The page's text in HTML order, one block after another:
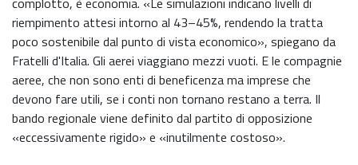
riempimento attesi intorno al 43–45%, rendendo la tratta
poco sostenibile dal punto di vista economico», spiegano da
Fratelli d'Italia. Gli aerei viaggiano mezzi vuoti. E le compagnie
aeree, che non sono enti di beneficenza ma imprese che
devono fare utili, se i conti non tornano restano a terra. Il
bando regionale viene definito dal partito di opposizione
«eccessivamente rigido» e «inutilmente costoso».